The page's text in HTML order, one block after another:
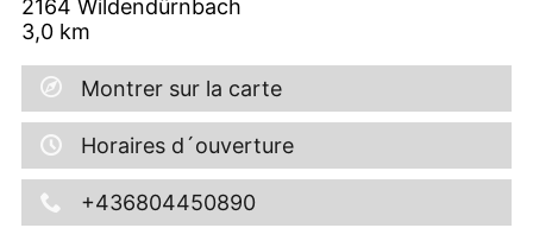
2164 Wildendürnbach
3,0 km
Montrer sur la carte
Horaires d´ouverture
+436804450890